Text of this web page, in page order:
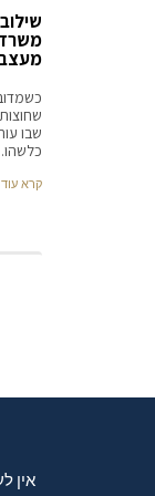
שבו
כלשהו.
קרא
אין